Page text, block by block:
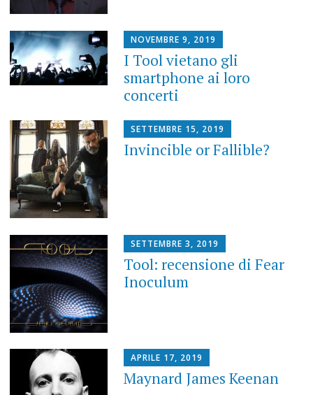
NOVEMBRE 9, 2019
I Tool vietano gli
smartphone ai loro
concerti
SETTEMBRE 15, 2019
Invincible or Fallible?
SETTEMBRE 3, 2019
Tool: recensione di Fear
Inoculum
APRILE 17, 2019
Maynard James Keenan